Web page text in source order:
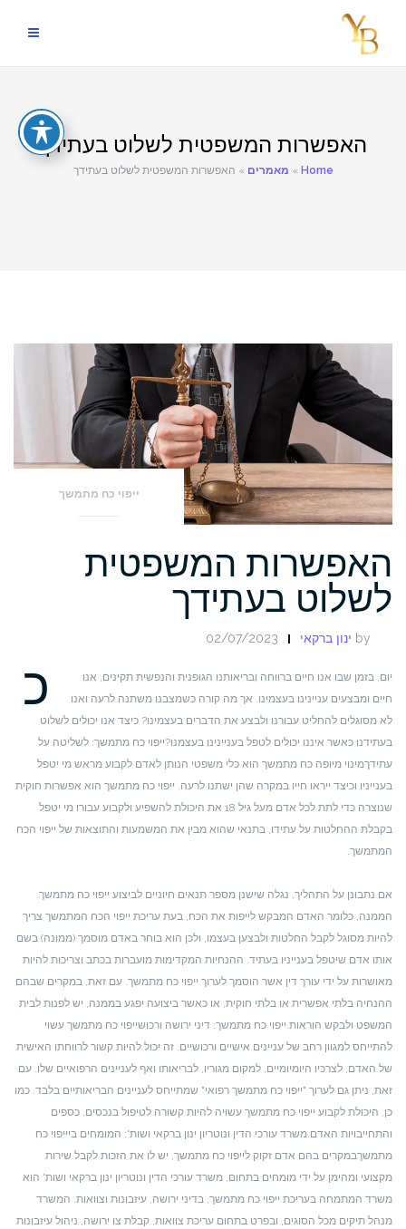
content
האפשרות המשפטית לשלוט בעתידך
Home
» מאמרים » האפשרות המשפטית לשלוט בעתידך
ייפוי כח מתמשך
האפשרות המשפטית
לשלוט בעתידך
02/07/2023 by ינון ברקאי
כ
יום, בזמן שבו אנו חיים ברווחה ובריאותנו הגופנית והנפשית תקינים, אנו
חיים ומבצעים עניינינו בעצמינו. אך מה קורה כשמצבנו משתנה לרעה ואנו
לא מסוגלים להחליט עבורנו ולבצע את הדברים בעצמינו? כיצד אנו יכולים לשלוט
בעתידנו כאשר איננו יכולים לטפל בעניינינו בעצמנו?ייפוי כח מתמשך: לשליטה על
עתידךמינוי מיופה כח מתמשך הוא כלי משפטי הנותן לאדם לקבוע מראש מי יטפל
בענייניו וכיצד ייראו חייו במקרה שהן ישתנו לרעה. ייפוי כח מתמשך הוא אפשרות חוקית
שנוצרה כדי לתת לכל אדם מעל גיל 18 את היכולת להשפיע ולקבוע עבורו מי יטפל
בקבלת ההחלטות על עתידו, בתנאי שהוא מבין את המשמעות והתוצאות של ייפוי הכח
המתמשך.
אם נתבונן על התהליך, נגלה שישנן מספר תנאים חיוניים לביצוע ייפוי כח מתמשך.
הממנה, כלומר האדם המבקש לייפות את הכח, בעת עריכת ייפוי הכח המתמשך צריך
להיות מסוגל לקבל החלטות ולבצען בעצמו, ולכן הוא בוחר באדם מוסמך (ממונה) בשם
אותו אדם שיטפל בענייניו בעתיד. ההנחיות המקדימות מועברות בכתב וצריכות להיות
מאושרות על ידי עורך דין אשר הוסמך לערוך ייפוי כח מתמשך. עם זאת, במקרים שבהם
ההנחיה בלתי אפשרית או בלתי חוקית, או כאשר ביצועה יפגע בממנה, יש לפנות לבית
המשפט ולבקש הוראות.ייפוי כח מתמשך: דיני ירושה ורכושייפוי כח מתמשך עשוי
להתייחס למגוון רחב של עניינים אישיים ורכושיים. זה יכול להיות קשור לרווחתו האישית
של האדם, לצרכיו היומיומיים, למקום מגוריו, לבריאותו ואף לעניינים הרפואיים שלו. עם
זאת, ניתן גם לערוך "ייפוי כח מתמשך רפואי" שמתייחס לעניינים הבריאותיים בלבד. כמו
כן, היכולת לקבוע ייפוי כח מתמשך עשויה להיות קשורה לטיפול בנכסים, כספים
והתחייבויות האדם.משרד עורכי הדין ונוטריון ינון ברקאי ושות': המומחים ביייפוי כח
מתמשךבמקרים בהם אדם זקוק לייפוי כח מתמשך, יש לו את הזכות לקבל שירות
מקצועי ומהימן על ידי מומחים בתחום. משרד עורכי הדין ונוטריון ינון ברקאי ושות' הוא
משרד המתמחה בעריכת ייפוי כח מתמשך, בדיני ירושה, עיזבונות וצוואות. המשרד
מנהל תיקים מכל הסוגים, ובפרט בתחום עריכת צוואות, קבלת צו ירושה, ניהול עיזבונות